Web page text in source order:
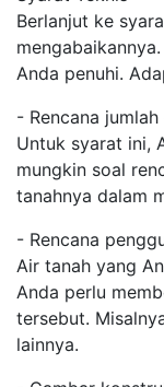
Berlanjut ke
Anda penuhi.
- Rencana
Untuk syarat ini,
mungkin soal
tanahnya dalam
- Rencana
Air tanah yang
Anda perlu
tersebut.
lainnya.